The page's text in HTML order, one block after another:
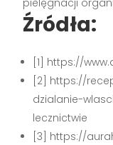
Źródła:
[1] https://
[2] https://
dzialanie-
lecznictwie
[3] https://